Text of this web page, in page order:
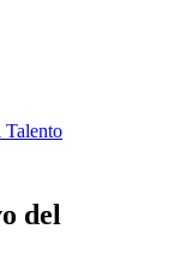
Talento
del